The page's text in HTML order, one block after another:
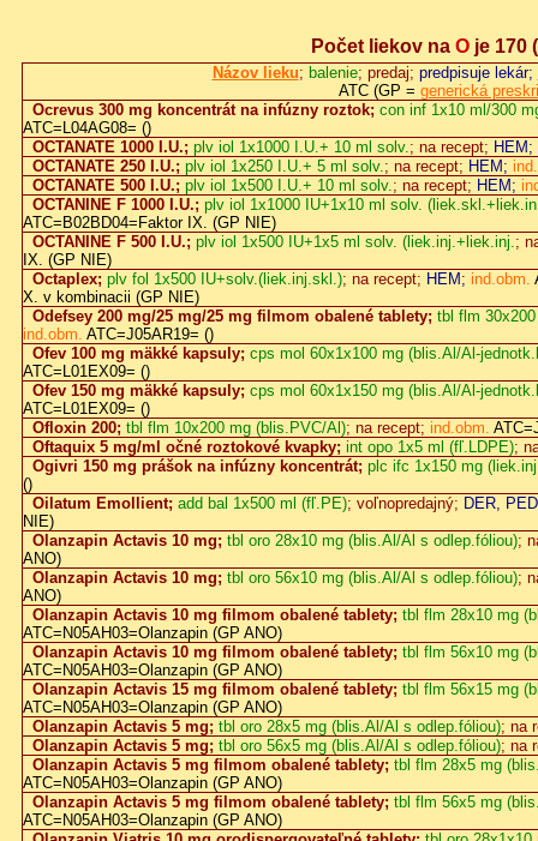
Počet liekov na Oje 170
Názov lieku; balenie; predaj; predpisuje lekár;
ATC (GP = generická
Ocrevus 300 mg koncentrát na infúzny roztok; con inf 1x10 ml/300
ATC=L04AG08= ()
OCTANATE 1000 I.U.; plv iol 1x1000 I.U.+ 10 ml solv.; na recept; HEM;
OCTANATE 250 I.U.; plv iol 1x250 I.U.+ 5 ml solv.; na recept; HEM;
OCTANATE 500 I.U.; plv iol 1x500 I.U.+ 10 ml solv.; na recept; HEM;
OCTANINE F 1000 I.U.; plv iol 1x1000 IU+1x10 ml solv. (liek.skl.+liek.in
ATC=B02BD04=Faktor IX. (GP NIE)
OCTANINE F 500 I.U.; plv iol 1x500 IU+1x5 ml solv. (liek.inj.+liek.inj.;
IX. (GP NIE)
Octaplex; plv fol 1x500 IU+solv.(liek.inj.skl.); na recept; HEM; ind.obm.
X. v kombinacii (GP NIE)
Odefsey 200 mg/25 mg/25 mg filmom obalené tablety; tbl flm
ind.obm. ATC=J05AR19= ()
Ofev 100 mg mäkké kapsuly; cps mol 60x1x100 mg (blis.Al/Al-
ATC=L01EX09= ()
Ofev 150 mg mäkké kapsuly; cps mol 60x1x150 mg (blis.Al/Al-
ATC=L01EX09= ()
Ofloxin 200; tbl flm 10x200 mg (blis.PVC/Al); na recept; ind.obm.
Oftaquix 5 mg/ml očné roztokové kvapky; int opo 1x5 ml (fľ.LDPE);
Ogivri 150 mg prášok na infúzny koncentrát; plc ifc 1x150 mg
()
Oilatum Emollient; add bal 1x500 ml (fľ.PE); voľnopredajný; DER,
NIE)
Olanzapin Actavis 10 mg; tbl oro 28x10 mg (blis.Al/Al s odlep.fóliou);
ANO)
Olanzapin Actavis 10 mg; tbl oro 56x10 mg (blis.Al/Al s odlep.fóliou);
ANO)
Olanzapin Actavis 10 mg filmom obalené tablety; tbl flm 28x10 mg
ATC=N05AH03=Olanzapin (GP ANO)
Olanzapin Actavis 10 mg filmom obalené tablety; tbl flm 56x10 mg
ATC=N05AH03=Olanzapin (GP ANO)
Olanzapin Actavis 15 mg filmom obalené tablety; tbl flm 56x15 mg
ATC=N05AH03=Olanzapin (GP ANO)
Olanzapin Actavis 5 mg; tbl oro 28x5 mg (blis.Al/Al s odlep.fóliou); na
Olanzapin Actavis 5 mg; tbl oro 56x5 mg (blis.Al/Al s odlep.fóliou); na
Olanzapin Actavis 5 mg filmom obalené tablety; tbl flm 28x5 mg
ATC=N05AH03=Olanzapin (GP ANO)
Olanzapin Actavis 5 mg filmom obalené tablety; tbl flm 56x5 mg
ATC=N05AH03=Olanzapin (GP ANO)